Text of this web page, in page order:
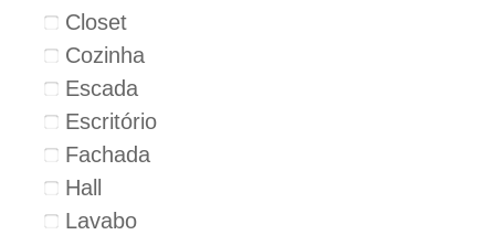
Closet
Cozinha
Escada
Escritório
Fachada
Hall
Lavabo